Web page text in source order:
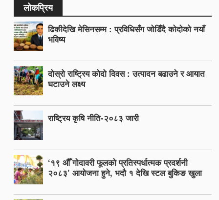
लोकप्रिय
ढिकीदेखि मेसिनसम्म : प्रविधिसँग जोडिँदै कोदोको नयाँ
भविष्य
दोस्रो राष्ट्रिय कोदो दिवस : उत्पादन बढाउने र आयात
घटाउने लक्ष्य
राष्ट्रिय कृषि नीति-२०८३ जारी
‘१९ औँ गोदावरी फूलको प्रतिस्पर्धात्मक प्रदर्शनी
२०८३’ आयोजना हुने, भदौ १ देखि स्टल बुकिङ खुला